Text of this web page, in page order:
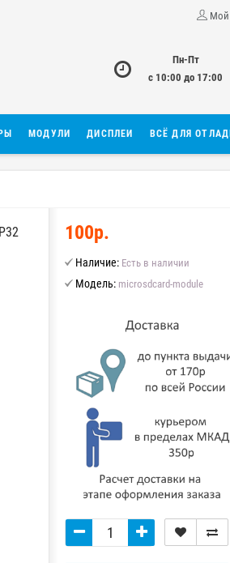
Мой
Пн-Пт
с 10:00 до 17:00
МОДУЛИ ДИСПЛЕИ ВСЁ ДЛЯ
100р.
Наличие: Есть в наличии
Модель: microsdcard-module